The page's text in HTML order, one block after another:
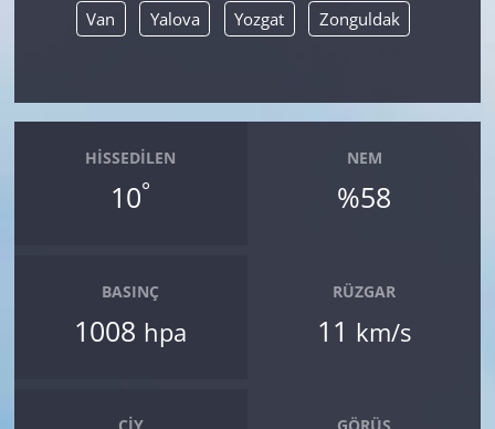
Van Yalova Yozgat Zonguldak
HISSEDILEN
10°
NEM
%58
BASINÇ
1008 hpa
RÜZGAR
11 km/s